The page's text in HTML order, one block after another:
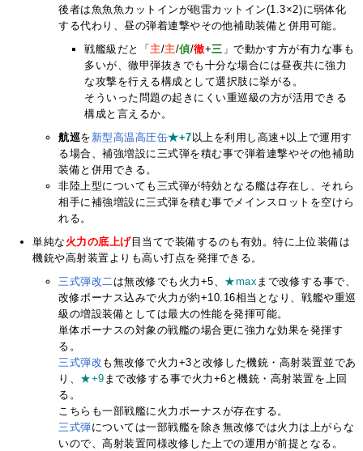
後者は魚魚魚カットインが砲雷カットイン(1.3×2)に弱体化
する代わり、昼の弾着連撃やその他補助装備と併用可能。
戦艦級だと「 主/主/偵/徹+三 」で動かす方が有力な事も
多いが、徹甲弾抜きでも十分な場合には昼夜共に強力
な攻撃を行える構成として選択肢に挙がる。
そういった問題の起きにくい重巡級の方が活用できる
構成と言えるか。
航巡を 新型高温高圧缶★+7 以上を利用し高速+以上で運用す
る場合、補強増設に三式弾を積む事で弾着連撃やその他補助
装備と併用できる。
非陸上型についても三式弾が特効となる艦は存在し、それら
相手に補強増設に三式弾を積む事でメインスロットを空けら
れる。
単純な 火力の底上げ目当てで装備するのも有効。特に上位装備は
機銃や高射装置よりも高い打点を発揮できる。
三式弾改二は無改修でも火力+5、 ★maxまで改修する事で、
改修ボーナス込みで火力が約+10.16相当となり、戦艦や重巡
級の増設装備としては最大の性能を発揮可能。
単体ボーナスの対象の戦艦の場合更に強力な効果を発揮す
る。
三式弾改 も無改修で火力+3と改修した機銃・高射装置並であ
り、 ★+9 まで改修する事で火力+6と機銃・高射装置を上回
る。
こちらも一部戦艦に火力ボーナスが存在する。
三式弾については一部戦艦を除き無改修では火力は上がらな
いので、高射装置同様改修した上での運用が前提となる。